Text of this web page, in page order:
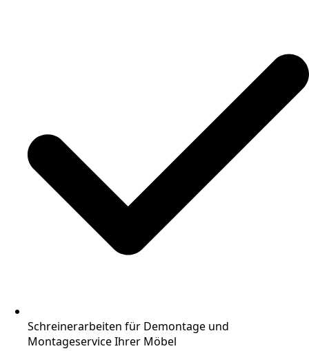
Schreinerarbeiten für Demontage und
Montageservice Ihrer Möbel